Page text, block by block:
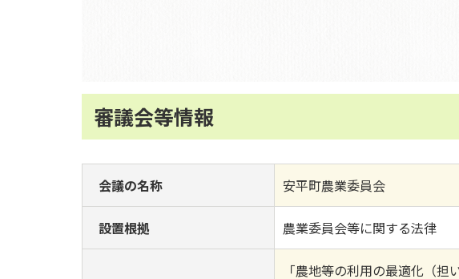
審議会等情報
会議の名称 安平町農業委員会
設置根拠 農業委員会等に関する法律
「農地等の利用の最適化（